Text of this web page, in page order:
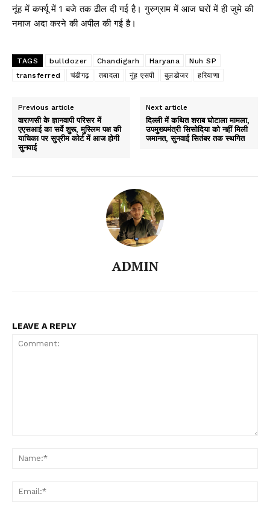
नूंह में कर्फ्यू में 1 बजे तक ढील दी गई है। गुरुग्राम में आज घरों में ही जुमे की
नमाज अदा करने की अपील की गई है।
TAGS bulldozer Chandigarh Haryana
Nuh SP
transferred
चंडीगढ़ तबादला नूंह एसपी बुलडोजर हरियाणा
Previous article
वाराणसी के ज्ञानवापी परिसर में
एएसआई का सर्वे शुरू, मुस्लिम पक्ष की
याचिका पर सुप्रीम कोर्ट में आज होगी
सुनवाई
Next article
दिल्ली में कथित शराब घोटाला मामला,
उपमुख्यमंत्री सिसोदिया को नहीं मिली
जमानत, सुनवाई सितंबर तक स्थगित
ADMIN
LEAVE A REPLY